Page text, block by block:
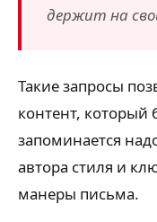
держит на
Такие запросы
контент, который
запоминается
автора стиля и
манеры письма.